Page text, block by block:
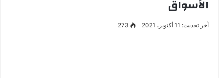
الأسواق
آخر تحديث: 11 أكتوبر، 2021 273